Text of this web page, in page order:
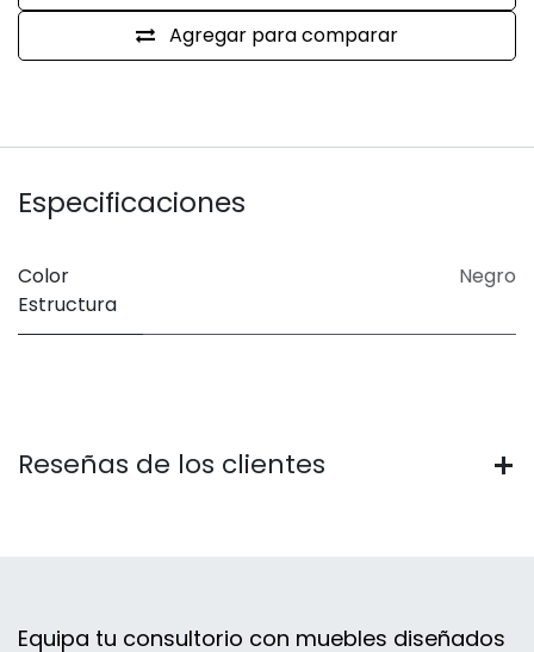
Agregar para comparar
Especificaciones
Color
Estructura
Negro
Reseñas de los clientes
Equipa tu consultorio con muebles diseñados